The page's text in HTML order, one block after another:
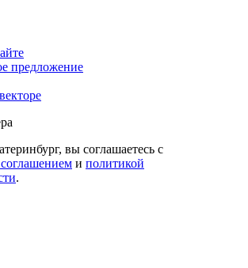
предложение
вы соглашаетесь с
и политикой
.